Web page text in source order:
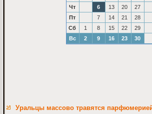
Чт
6 13 20
27
Пт
7 14 21
28
Сб
1 8 15 22
29
Вс
2 9 16 23 30
Уральцы массово травятся